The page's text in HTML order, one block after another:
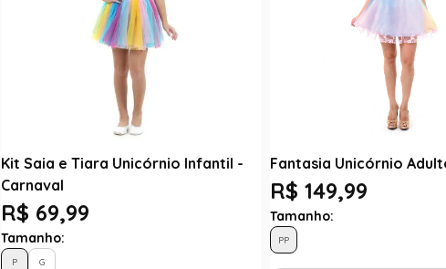
Kit Saia e Tiara Unicórnio Infantil -
Carnaval
R$ 69,99
Tamanho:
P G
Fantasia Unicórnio
R$ 149,99
Tamanho:
PP